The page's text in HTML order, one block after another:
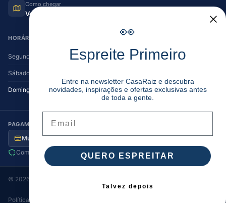
Como chegar
Ver no Google Maps
HORÁRIO DE FUNCIONAMENTO
Segunda — Sexta 08:30–12:30 | 14:00–19:30
Sábado
Domingo Encerrado
PAGAMENTO SEGURO
Multibanco MB Way Visa / MC
Transferência
Compra segura
Envio para Portugal
© 2026
Política de Privacidade
👀
Espreite Primeiro
Entre na newsletter CasaRaiz e descubra
novidades, inspirações e ofertas exclusivas antes
de toda a gente.
QUERO ESPREITAR
Talvez depois